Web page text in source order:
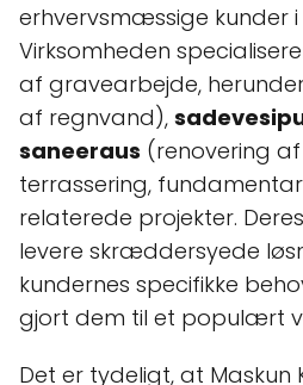
erhvervsmæssige kunder
Virksomheden
af gravearbejde,
af regnvand),
saneeraus (renovering
terrassering,
relaterede projekter.
levere skræddersyede
kundernes specifikke
gjort dem til et populært
Det er tydeligt, at Maskun